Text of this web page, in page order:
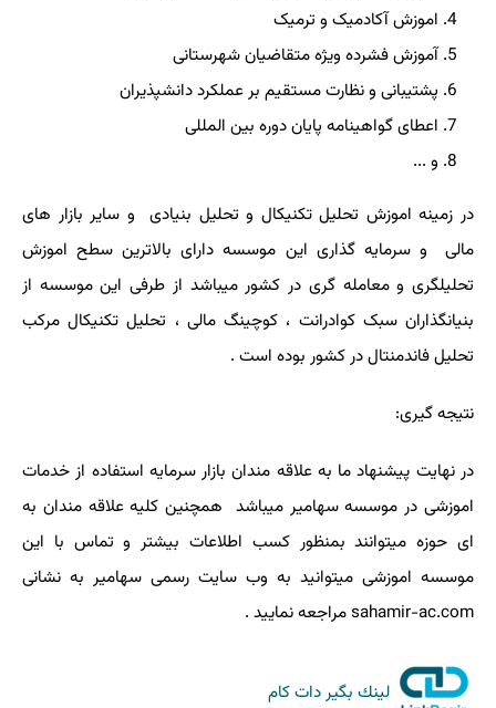
اموزش آکادمیک و ترمیک
آموزش فشرده ویژه متقاضیان شهرستانی
پشتیبانی و نظارت مستقیم بر عملکرد دانشپذیران
اعطای گواهینامه پایان دوره بین المللی
و ...
در زمینه اموزش تحلیل تکنیکال و تحلیل بنیادی و سایر بازار های
مالی و سرمایه گذاری این موسسه دارای بالاترین سطح اموزش
تحلیلگری و معامله گری در کشور میباشد از طرفی این موسسه از
بنیانگذاران سبک کوادرانت ، کوچینگ مالی ، تحلیل تکنیکال مرکب
تحلیل فاندمنتال در کشور بوده است .
نتیجه گیری:
در نهایت پیشنهاد ما به علاقه مندان بازار سرمایه استفاده از خدمات
اموزشی در موسسه سهامیر میباشد همچنین کلیه علاقه مندان به
ای حوزه میتوانند بمنظور کسب اطلاعات بیشتر و تماس با این
موسسه اموزشی میتوانید به وب سایت رسمی سهامیر به نشانی
sahamir-ac.comمراجعه نمایید .
لینك بگیر دات كام